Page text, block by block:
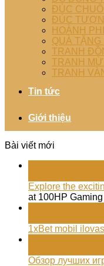
ĐÚC
ĐÚC
HOÀNH
QUÀ
TRANH
TRANH
TRANH
Tin tức
Giới thiệu
Bài viết mới
Explore the
at 100HP Gaming
1xBet mobil
Обзор лучших